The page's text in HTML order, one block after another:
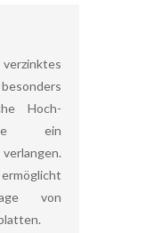
Hoch-
die ein
von